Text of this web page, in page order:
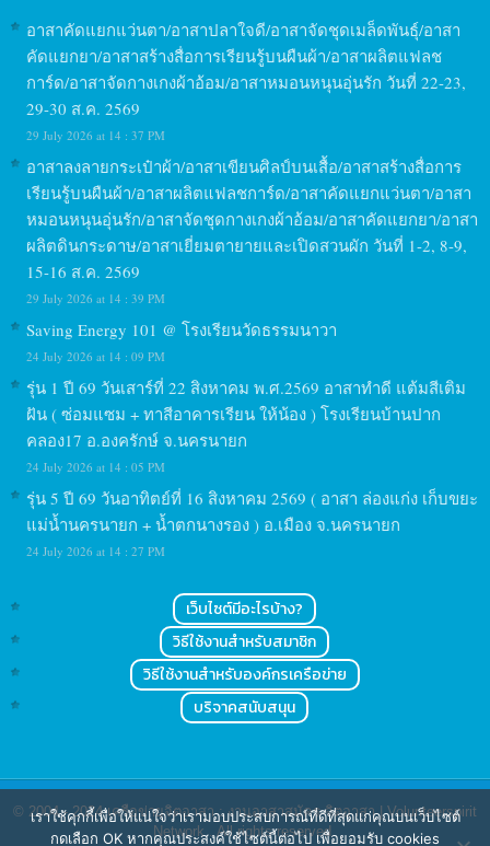
อาสาคัดแยกแว่นตา/อาสาปลาใจดี/อาสาจัดชุดเมล็ดพันธุ์/อาสา
คัดแยกยา/อาสาสร้างสื่อการเรียนรู้บนผืนผ้า/อาสาผลิตแฟลช
การ์ด/อาสาจัดกางเกงผ้าอ้อม/อาสาหมอนหนุนอุ่นรัก วันที่ 22-23,
29-30 ส.ค. 2569
29 July 2026 at 14 : 37 PM
อาสาลงลายกระเป๋าผ้า/อาสาเขียนศิลป์บนเสื้อ/อาสาสร้างสื่อการ
เรียนรู้บนผืนผ้า/อาสาผลิตแฟลชการ์ด/อาสาคัดแยกแว่นตา/อาสา
หมอนหนุนอุ่นรัก/อาสาจัดชุดกางเกงผ้าอ้อม/อาสาคัดแยกยา/อาสา
ผลิตดินกระดาษ/อาสาเยี่ยมตายายและเปิดสวนผัก วันที่ 1-2, 8-9,
15-16 ส.ค. 2569
29 July 2026 at 14 : 39 PM
Saving Energy 101 @ โรงเรียนวัดธรรมนาวา
24 July 2026 at 14 : 09 PM
รุ่น 1 ปี 69 วันเสาร์ที่ 22 สิงหาคม พ.ศ.2569 อาสาทำดี แต้มสีเติม
ฝัน ( ซ่อมแซม + ทาสีอาคารเรียน ให้น้อง ) โรงเรียนบ้านปาก
คลอง17 อ.องครักษ์ จ.นครนายก
24 July 2026 at 14 : 05 PM
รุ่น 5 ปี 69 วันอาทิตย์ที่ 16 สิงหาคม 2569 ( อาสา ล่องแก่ง เก็บขยะ
แม่น้ำนครนายก + น้ำตกนางรอง ) อ.เมือง จ.นครนายก
24 July 2026 at 14 : 27 PM
เว็บไซต์มีอะไรบ้าง?
วิธีใช้งานสำหรับสมาชิก
วิธีใช้งานสำหรับองค์กรเครือข่าย
บริจาคสนับสนุน
© 2004 - 2024เครือข่ายจิตอาสา : งานอาสาสมัคร จิตอาสา | Volunteerspirit
Network. All rights reserved.
เราใช้คุกกี้เพื่อให้แน่ใจว่าเรามอบประสบการณ์ที่ดีที่สุดแก่คุณบนเว็บไซต์
กดเลือก OK หากคุณประสงค์ใช้ไซต์นี้ต่อไป เพื่อยอมรับ cookies